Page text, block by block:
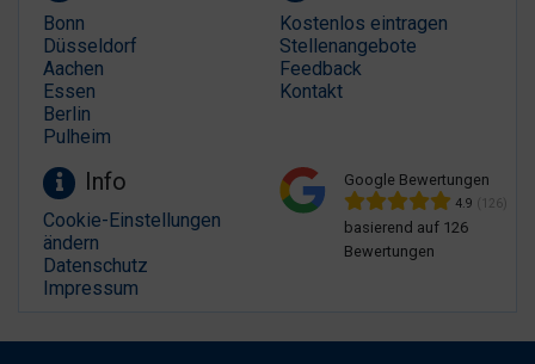
Bonn
Düsseldorf
Aachen
Essen
Berlin
Pulheim
Kostenlos eintragen
Stellenangebote
Feedback
Kontakt
Info
Cookie-Einstellungen
ändern
Datenschutz
Impressum
Google Bewertungen
4.9 (126)
basierend auf 126
Bewertungen